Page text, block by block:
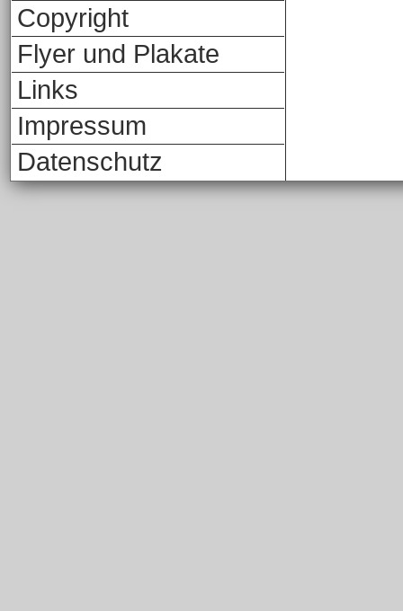
Copyright
Flyer und Plakate
Links
Impressum
Datenschutz